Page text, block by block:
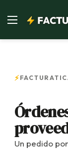
Menu
⚡
Un pedido